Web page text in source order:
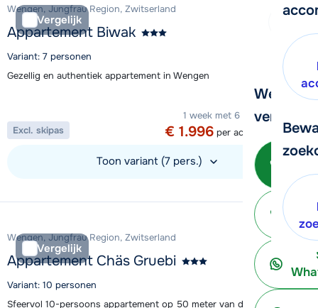
We
verder!
Vergelijk
Wengen, Jungfrau Region, Zwitserland
Appartement Biwak
Variant: 7 personen
Gezellig en authentiek appartement in Wengen
Aanbieding
1 week met 6 personen vanaf
€ 1.996 per accommodatie
Excl. skipas
Toon variant (7 pers.)
Vergelijk
Wengen, Jungfrau Region, Zwitserland
Appartement Chäs Gruebi
Variant: 10 personen
Sfeervol 10-persoons appartement op 50 meter van de piste in